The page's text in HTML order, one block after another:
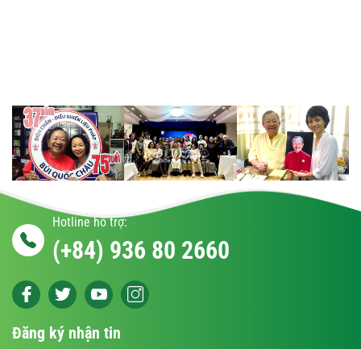
Hotline hỗ trợ:
(+84) 936 80 2660
Đăng ký nhận tin